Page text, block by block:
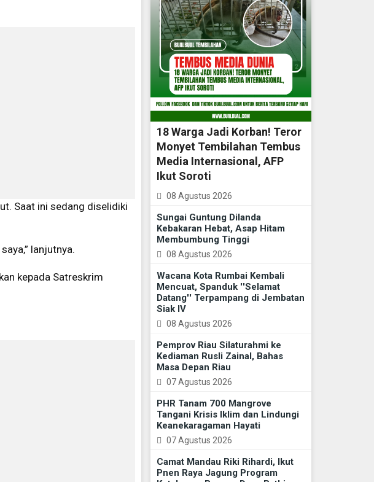
Saat ini sedang diselidiki
lanjutnya.
kepada Satreskrim
18 Warga Jadi Korban! Teror
Monyet Tembilahan Tembus
Media Internasional, AFP
Ikut Soroti
08 Agustus 2026
Sungai Guntung Dilanda
Kebakaran Hebat, Asap Hitam
Membumbung Tinggi
08 Agustus 2026
Wacana Kota Rumbai Kembali
Mencuat, Spanduk ''Selamat
Datang'' Terpampang di Jembatan
Siak IV
08 Agustus 2026
Pemprov Riau Silaturahmi ke
Kediaman Rusli Zainal, Bahas
Masa Depan Riau
07 Agustus 2026
PHR Tanam 700 Mangrove
Tangani Krisis Iklim dan Lindungi
Keanekaragaman Hayati
07 Agustus 2026
Camat Mandau Riki Rihardi, Ikut
Pnen Raya Jagung Program